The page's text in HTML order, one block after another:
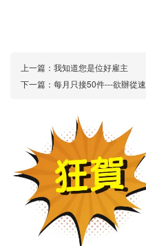
上一篇： 我知道您是位好雇主
下一篇： 每月只接50件---欲辦從速